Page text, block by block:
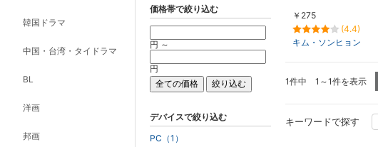
韓国ドラマ
中国・台湾・タイドラマ
BL
洋画
邦画
￥275
(4.4)
キム・ソンヒョン
1件中 1～1件を表示
キーワードで探す
価格帯で絞り込む
円 ～
円
デバイスで絞り込む
PC（1）